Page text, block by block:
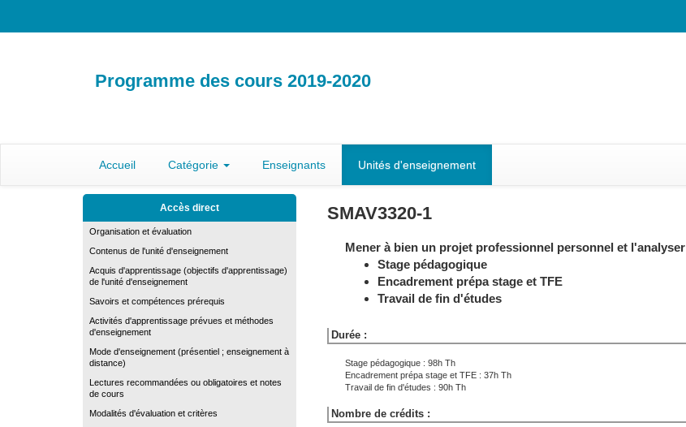
Programme des cours 2019-2020
Accueil Catégorie Enseignants Unités d'enseignement
Accès direct
Organisation et évaluation
Contenus de l'unité d'enseignement
Acquis d'apprentissage (objectifs d'apprentissage)
de l'unité d'enseignement
Savoirs et compétences prérequis
Activités d'apprentissage prévues et méthodes
d'enseignement
Mode d'enseignement (présentiel ; enseignement à
distance)
Lectures recommandées ou obligatoires et notes
de cours
Modalités d'évaluation et critères
SMAV3320-1
Mener à bien un projet professionnel personnel et l'analyser
Stage pédagogique
Encadrement prépa stage et TFE
Travail de fin d'études
Durée :
Stage pédagogique : 98h Th
Encadrement prépa stage et TFE : 37h Th
Travail de fin d'études : 90h Th
Nombre de crédits :